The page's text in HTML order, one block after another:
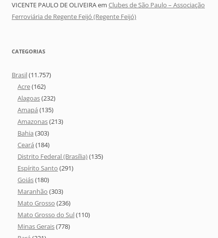
VICENTE PAULO DE OLIVEIRAem Clubes de São Paulo – Associação
Ferroviária de Regente Feijó (Regente Feijó)
CATEGORIAS
Brasil(11.757)
Acre(162)
Alagoas(232)
Amapá (135)
Amazonas(213)
Bahia (303)
Ceará (184)
Distrito Federal (Brasília)(135)
Espírito Santo (291)
Goiás(180)
Maranhão (303)
Mato Grosso (236)
Mato Grosso do Sul(110)
Minas Gerais(778)